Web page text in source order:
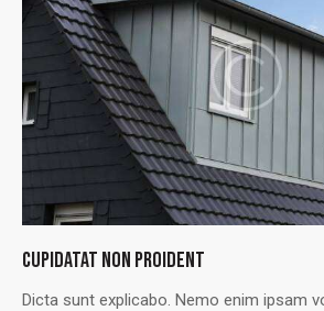
CUPIDATAT NON PROIDENT
Dicta sunt explicabo. Nemo enim ipsam